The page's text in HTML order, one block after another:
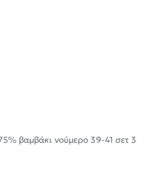
βαμβάκι νούμερο 39-41 σετ 3